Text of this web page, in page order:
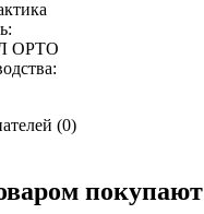
ОРТО
(0)
покупают